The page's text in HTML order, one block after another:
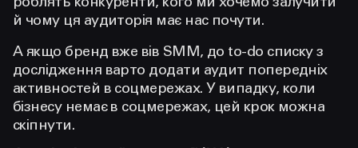
роблять конкуренти, кого ми хочемо залучити
й чому ця аудиторія має нас почути.
А якщо бренд вже вів SMM, до to-do списку з
дослідження варто додати аудит попередніх
активностей в соцмережах. У випадку, коли
бізнесу немає в соцмережах, цей крок можна
скіпнути.